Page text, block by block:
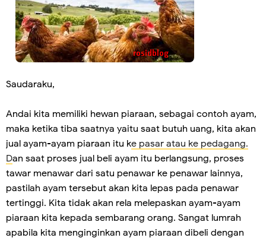
Saudaraku,
Andai kita memiliki hewan piaraan, sebagai contoh ayam,
maka ketika tiba saatnya yaitu saat butuh uang, kita akan
jual ayam-ayam piaraan itu ke pasar atau ke pedagang.
Dan saat proses jual beli ayam itu berlangsung, proses
tawar menawar dari satu penawar ke penawar lainnya,
pastilah ayam tersebut akan kita lepas pada penawar
tertinggi. Kita tidak akan rela melepaskan ayam-ayam
piaraan kita kepada sembarang orang. Sangat lumrah
apabila kita menginginkan ayam piaraan dibeli dengan